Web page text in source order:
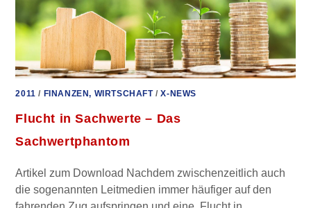
2011 / FINANZEN, WIRTSCHAFT/X-NEWS
Flucht in Sachwerte – Das
Sachwertphantom
Artikel zum Download Nachdem zwischenzeitlich auch
die sogenannten Leitmedien immer häufiger auf den